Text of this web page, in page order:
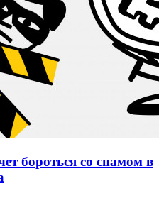
бороться со спамом в